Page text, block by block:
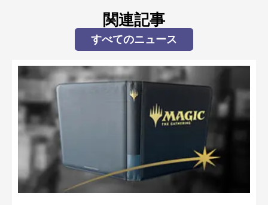
関連記事
すべてのニュース